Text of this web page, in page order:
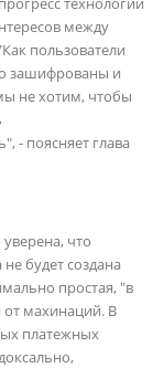
между
пользователи
зашифрованы и
не хотим, чтобы
- поясняет глава
что
будет создана
простая, "в
махинаций. В
платежных